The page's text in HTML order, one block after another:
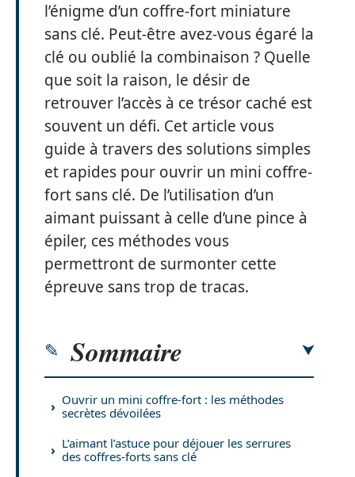
l’énigme d’un coffre-fort miniature
sans clé. Peut-être avez-vous égaré la
clé ou oublié la combinaison ? Quelle
que soit la raison, le désir de
retrouver l’accès à ce trésor caché est
souvent un défi. Cet article vous
guide à travers des solutions simples
et rapides pour ouvrir un mini coffre-
fort sans clé. De l’utilisation d’un
aimant puissant à celle d’une pince à
épiler, ces méthodes vous
permettront de surmonter cette
épreuve sans trop de tracas.
Sommaire
Ouvrir un mini coffre-fort : les méthodes
secrètes dévoilées
L’aimant l’astuce pour déjouer les serrures
des coffres-forts sans clé